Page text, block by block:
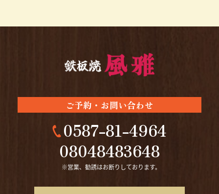
ご予約・お問い合わせ
0587-81-4964
08048483648